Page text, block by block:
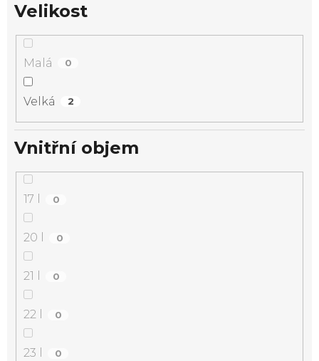
Velikost
Malá 0
Velká 2
Vnitřní objem
17 l 0
20 l 0
21 l 0
22 l 0
23 l 0